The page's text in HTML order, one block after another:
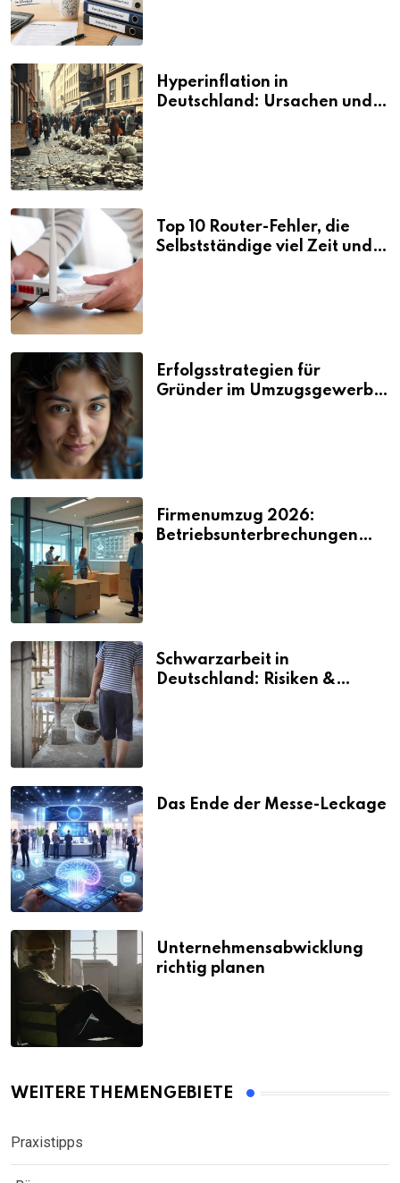
Hyperinflation in
Deutschland: Ursachen und
Top 10 Router-Fehler, die
Selbstständige viel Zeit und
Erfolgsstrategien für
Gründer im Umzugsgewerbe
Firmenumzug 2026:
Betriebsunterbrechungen
Schwarzarbeit in
Deutschland: Risiken &
Das Ende der Messe-Leckage
Unternehmensabwicklung
richtig planen
WEITERE THEMENGEBIETE
Praxistipps